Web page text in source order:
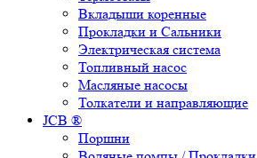
Вкладыши коренные
Прокладки и Сальники
Электрическая система
Топливный насос
Масляные насосы
Толкатели и направляющие
JCB ®
Поршни